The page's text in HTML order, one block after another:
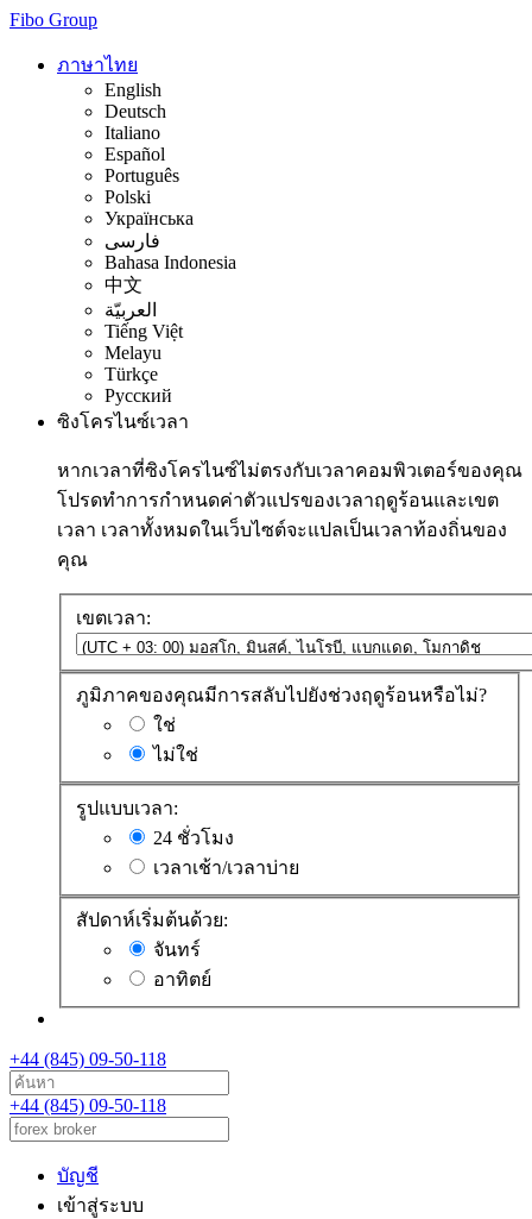
Fibo Group
ภาษาไทย
English
Deutsch
Italiano
Español
Português
Polski
Українська
فارسی
Bahasa Indonesia
中文
العربيّة
Tiếng Việt
Melayu
Türkçe
Русский
ซิงโครไนซ์เวลา
หากเวลาที่ซิงโครไนซ์ไม่ตรงกับเวลาคอมพิวเตอร์ของคุณ
โปรดทำการกำหนดค่าตัวแปรของเวลาฤดูร้อนและเขต
เวลา เวลาทั้งหมดในเว็บไซต์จะแปลเป็นเวลาท้องถิ่นของ
คุณ
เขตเวลา:
ภูมิภาคของคุณมีการสลับไปยังช่วงฤดูร้อนหรือไม่?
ใช่
ไม่ใช่
รูปแบบเวลา:
24 ชั่วโมง
เวลาเช้า/เวลาบ่าย
สัปดาห์เริ่มต้นด้วย:
จันทร์
อาทิตย์
+44 (845) 09-50-118
+44 (845) 09-50-118
บัญชี
เข้าสู่ระบบ